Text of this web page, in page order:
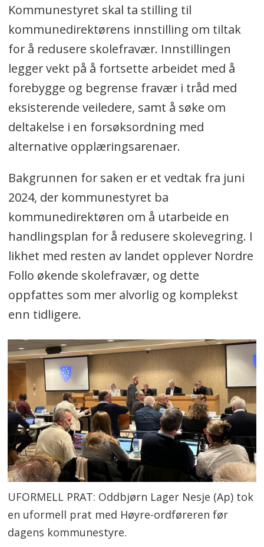
Kommunestyret skal ta stilling til
kommunedirektørens innstilling om tiltak
for å redusere skolefravær. Innstillingen
legger vekt på å fortsette arbeidet med å
forebygge og begrense fravær i tråd med
eksisterende veiledere, samt å søke om
deltakelse i en forsøksordning med
alternative opplæringsarenaer.
Bakgrunnen for saken er et vedtak fra juni
2024, der kommunestyret ba
kommunedirektøren om å utarbeide en
handlingsplan for å redusere skolevegring. I
likhet med resten av landet opplever Nordre
Follo økende skolefravær, og dette
oppfattes som mer alvorlig og komplekst
enn tidligere.
UFORMELL PRAT: Oddbjørn Lager Nesje (Ap) tok
en uformell prat med Høyre-ordføreren før
dagens kommunestyre.